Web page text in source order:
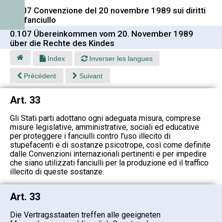
0.107 Convenzione del 20 novembre 1989 sui diritti
del fanciullo
0.107 Übereinkommen vom 20. November 1989
über die Rechte des Kindes
Index Inverser les langues
Précédent Suivant
Art. 33
Gli Stati parti adottano ogni adeguata misura, comprese
misure legislative, amministrative, sociali ed educative
per proteggere i fanciulli contro l’uso illecito di
stupefacenti e di sostanze psicotrope, così come definite
dalle Convenzioni internazionali pertinenti e per impedire
che siano utilizzati fanciulli per la produzione ed il traffico
illecito di queste sostanze.
Art. 33
Die Vertragsstaaten treffen alle geeigneten